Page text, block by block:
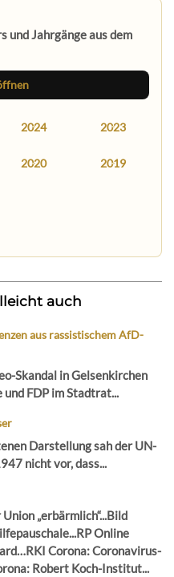
und Jahrgänge aus dem
2024 2023
2020 2019
auch
aus rassistischem AfD-
Skandal in Gelsenkirchen
und FDP im Stadtrat...
Darstellung sah der UN-
nicht vor, dass...
„erbärmlich“...Bild
Online
Corona: Coronavirus-
Robert Koch-Institut...